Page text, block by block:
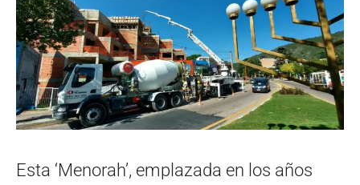
Esta ‘Menorah’, emplazada en los años